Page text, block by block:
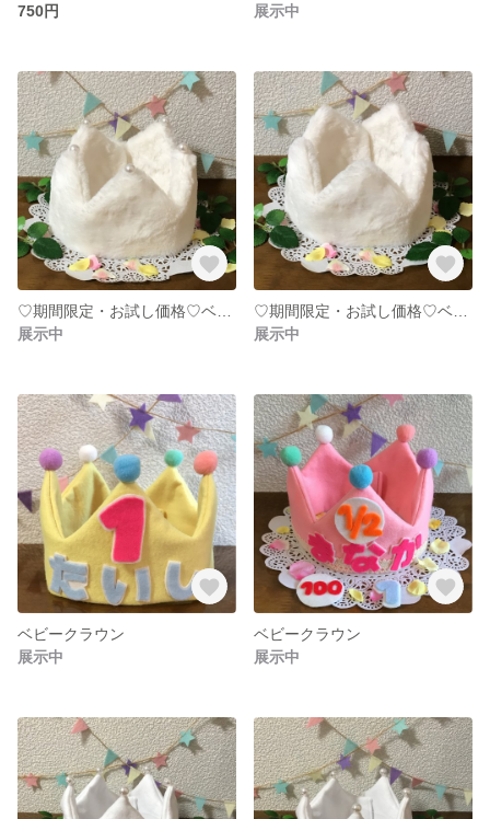
750円
展示中
展示中
展示中
ベビークラウン
展示中
ベビークラウン
展示中